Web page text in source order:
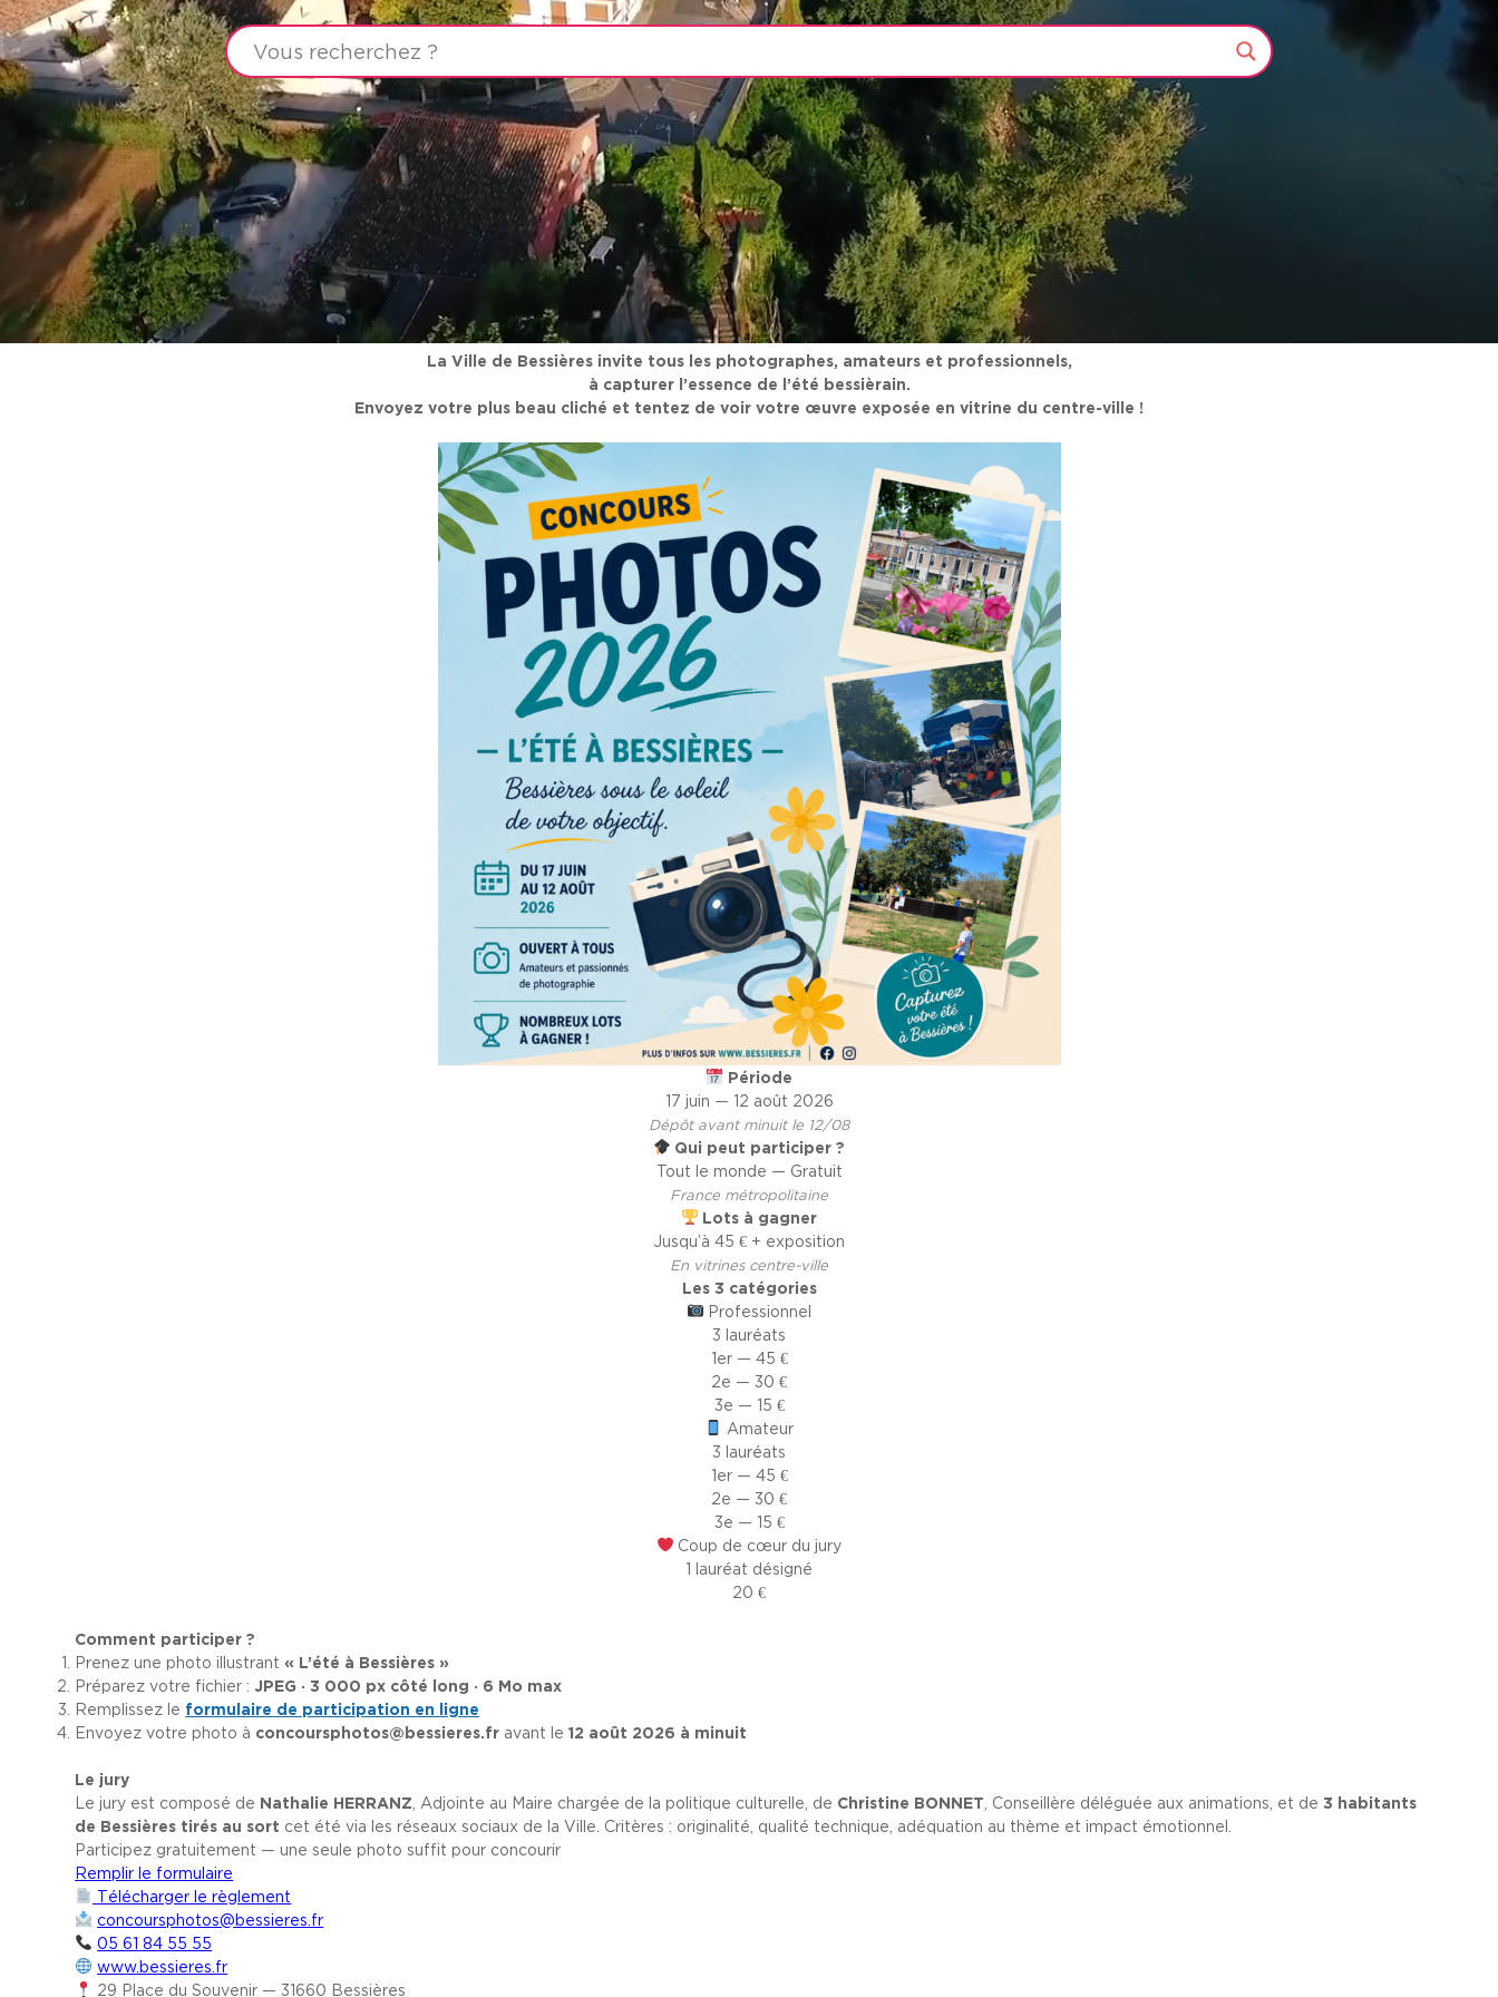
La Ville de Bessières invite tous les photographes, amateurs et professionnels,
à capturer l’essence de l’été bessièrain.
Envoyez votre plus beau cliché et tentez de voir votre œuvre exposée en vitrine du centre-ville !
Période
17 juin — 12 août 2026
Dépôt avant minuit le 12/08
Qui peut participer ?
Tout le monde — Gratuit
France métropolitaine
Lots à gagner
Jusqu’à 45 € + exposition
En vitrines centre-ville
Les 3 catégories
Professionnel
3 lauréats
1er — 45 €
2e — 30 €
3e — 15 €
Amateur
3 lauréats
1er — 45 €
2e — 30 €
3e — 15 €
Coup de cœur du jury
1 lauréat désigné
20 €
Comment participer ?
Prenez une photo illustrant« L’été à Bessières »
Préparez votre fichier :JPEG · 3 000 px côté long · 6 Mo max
Remplissez le formulaire de participation en ligne
Envoyez votre photo à concoursphotos@bessieres.fr avant le12 août 2026 à minuit
Le jury
Le jury est composé de Nathalie HERRANZ , Adjointe au Maire chargée de la politique culturelle, de Christine BONNET , Conseillère déléguée aux animations, et de3 habitants
de Bessières tirés au sort cet été via les réseaux sociaux de la Ville. Critères : originalité, qualité technique, adéquation au thème et impact émotionnel.
Participez gratuitement — une seule photo suffit pour concourir
Remplir le formulaire
Télécharger le règlement
concoursphotos@bessieres.fr
05 61 84 55 55
www.bessieres.fr
29 Place du Souvenir — 31660 Bessières